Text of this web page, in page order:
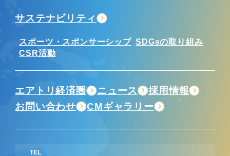
TEL
サステナビリティ
スポーツ・スポンサーシップ SDGsの取り組み
CSR活動
エアトリ経済圏 ニュース
採用情報
お問い合わせ
CMギャラリー